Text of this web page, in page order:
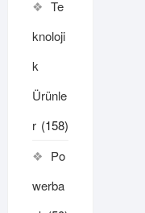
Te
knoloji
k
Ürünle
r (158)
Po
werba